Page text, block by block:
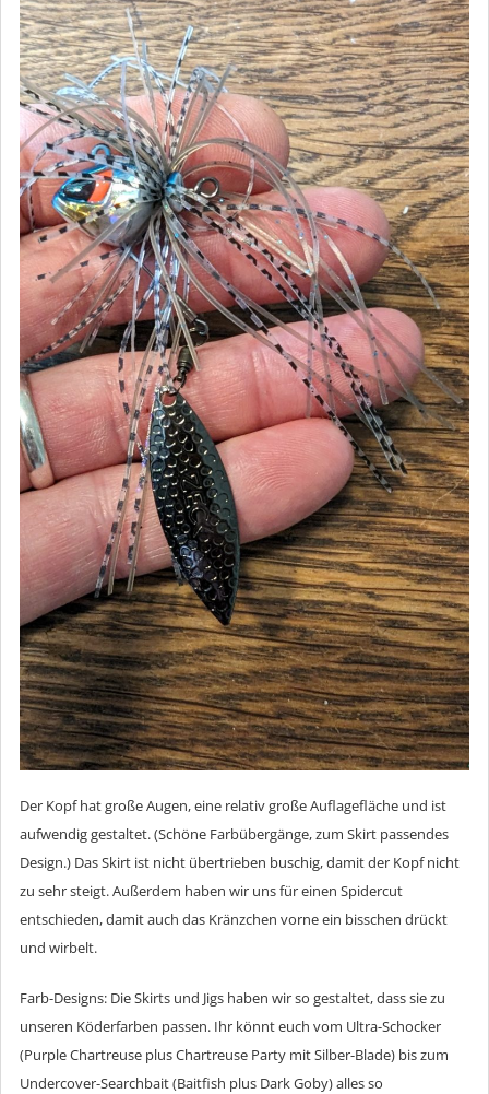
Der Kopf hat große Augen, eine relativ große Auflagefläche und ist
aufwendig gestaltet. (Schöne Farbübergänge, zum Skirt passendes
Design.) Das Skirt ist nicht übertrieben buschig, damit der Kopf nicht
zu sehr steigt. Außerdem haben wir uns für einen Spidercut
entschieden, damit auch das Kränzchen vorne ein bisschen drückt
und wirbelt.
Farb-Designs: Die Skirts und Jigs haben wir so gestaltet, dass sie zu
unseren Köderfarben passen. Ihr könnt euch vom Ultra-Schocker
(Purple Chartreuse plus Chartreuse Party mit Silber-Blade) bis zum
Undercover-Searchbait (Baitfish plus Dark Goby) alles so